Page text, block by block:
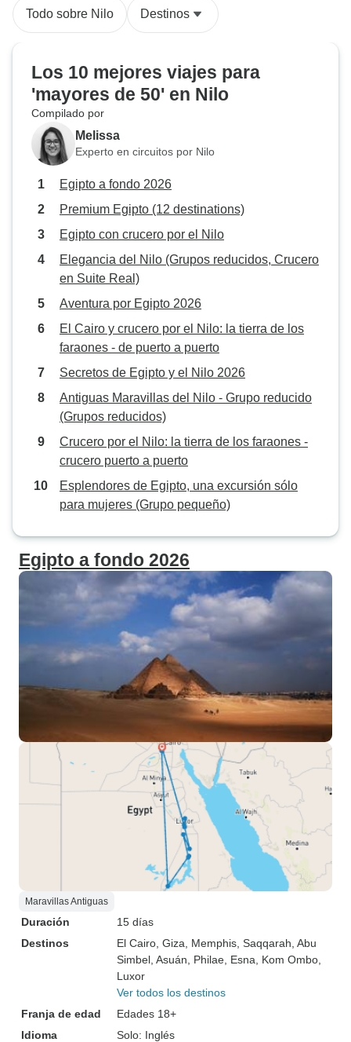
Todo sobre Nilo Destinos
Los 10 mejores viajes para
'mayores de 50' en Nilo
Compilado por
Melissa
Experto en circuitos por Nilo
Egipto a fondo 2026
Premium Egipto (12 destinations)
Egipto con crucero por el Nilo
Elegancia del Nilo (Grupos reducidos, Crucero
en Suite Real)
Aventura por Egipto 2026
El Cairo y crucero por el Nilo: la tierra de los
faraones - de puerto a puerto
Secretos de Egipto y el Nilo 2026
Antiguas Maravillas del Nilo - Grupo reducido
(Grupos reducidos)
Crucero por el Nilo: la tierra de los faraones -
crucero puerto a puerto
Esplendores de Egipto, una excursión sólo
para mujeres (Grupo pequeño)
Egipto a fondo 2026
Maravillas Antiguas
Duración
15 días
Destinos
El Cairo , Giza , Memphis , Saqqarah , Abu
Simbel , Asuán , Philae , Esna , Kom Ombo
Luxor
Ver todos los destinos
Franja de edad
Edades 18+
Idioma
Solo: Inglés